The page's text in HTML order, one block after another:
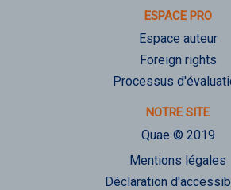
ESPACE PRO
Espace auteur
Foreign rights
Processus
NOTRE SITE
Quae © 2019
Mentions légales
Déclaration